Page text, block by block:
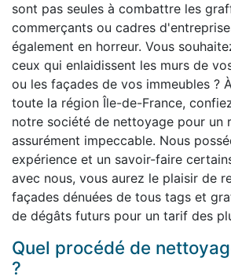
sont pas seules à combattre les
commerçants ou cadres
également en horreur. Vous
ceux qui enlaidissent les murs de
ou les façades de vos immeubles ?
toute la région Île-de-France,
notre société de nettoyage pour un
assurément impeccable. Nous
expérience et un savoir-faire
avec nous, vous aurez le plaisir de
façades dénuées de tous tags et
de dégâts futurs pour un tarif des
Quel procédé de
?